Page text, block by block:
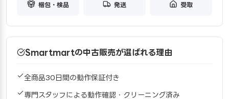
梱包・検品 発送 受取
Smartmartの中古販売が選ばれる理由
全商品30日間の動作保証付き
専門スタッフによる動作確認・クリーニング済み